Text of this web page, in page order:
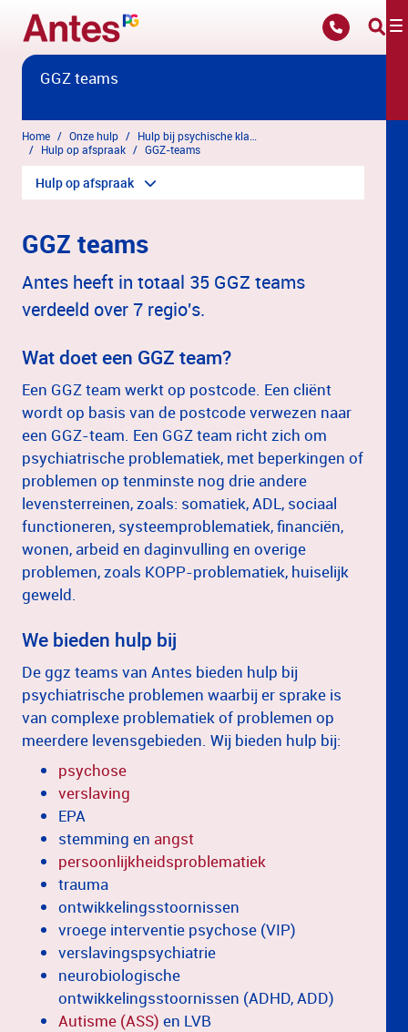
Overslaan en naar hoofdinhoud gaan
GGZ teams
Home Onze hulp
Hulp op afspraak
GGZ-teams
Hulp op afspraak
GGZ teams
Antes heeft in totaal 35 GGZ teams
verdeeld over 7 regio's.
Wat doet een GGZ team?
Een GGZ team werkt op postcode. Een cliënt
wordt op basis van de postcode verwezen naar
een GGZ-team. Een GGZ team richt zich om
psychiatrische problematiek, met beperkingen of
problemen op tenminste nog drie andere
levensterreinen, zoals: somatiek, ADL, sociaal
functioneren, systeemproblematiek, financiën,
wonen, arbeid en daginvulling en overige
problemen, zoals KOPP-problematiek, huiselijk
geweld.
We bieden hulp bij
De ggz teams van Antes bieden hulp bij
psychiatrische problemen waarbij er sprake is
van complexe problematiek of problemen op
meerdere levensgebieden. Wij bieden hulp bij:
psychose
verslaving
EPA
stemming en angst
persoonlijkheidsproblematiek
trauma
ontwikkelingsstoornissen
vroege interventie psychose (VIP)
verslavingspsychiatrie
neurobiologische
ontwikkelingsstoornissen (ADHD, ADD)
Autisme (ASS) en LVB